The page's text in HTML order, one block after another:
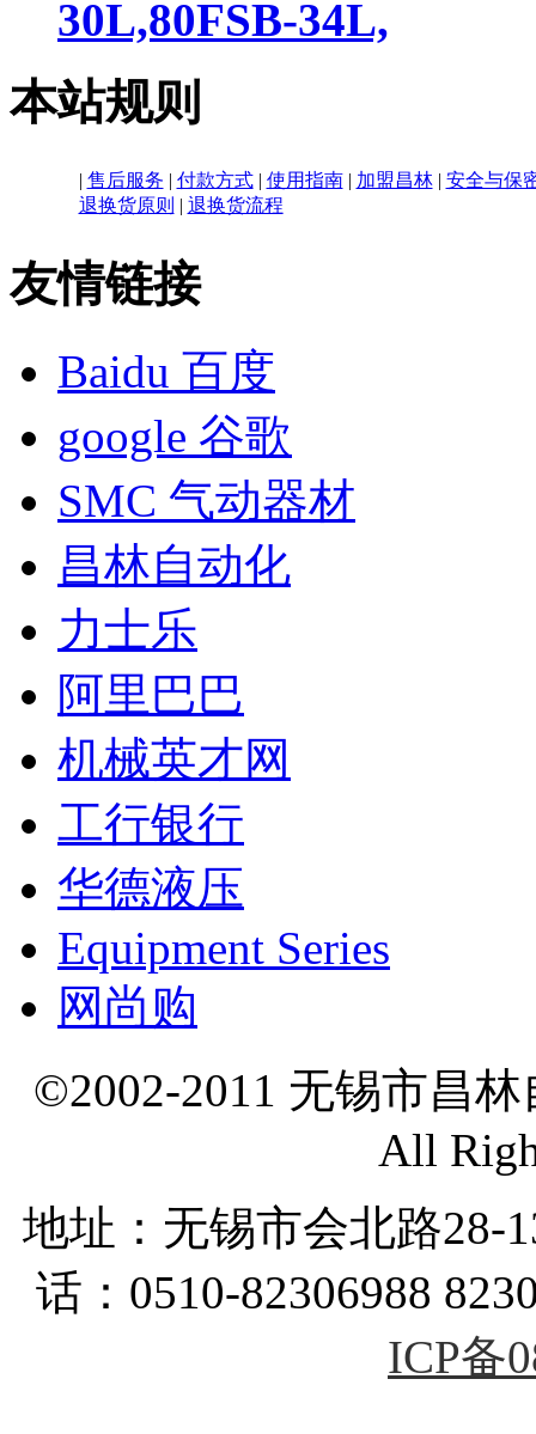
30L,80FSB-34L,
本站规则
| 售后服务 | 付款方式| 使用指南| 加盟昌林| 安全与保
退换货原则 | 退换货流程
友情链接
Baidu 百度
google 谷歌
SMC 气动器材
昌林自动化
力士乐
阿里巴巴
机械英才网
工行银行
华德液压
Equipment Series
网尚购
©2002-2011 无锡市昌
All
地址：无锡市会北路28-
话：0510-82306988
ICP备